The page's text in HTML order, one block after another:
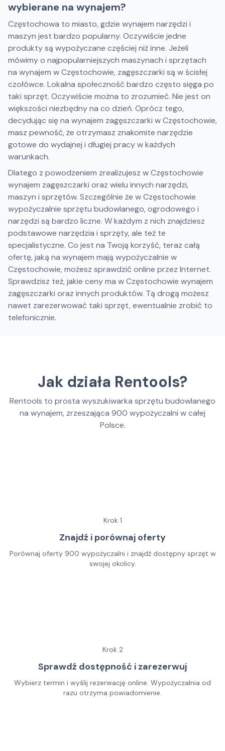
wybierane na wynajem?
Częstochowa to miasto, gdzie wynajem narzędzi i
maszyn jest bardzo popularny. Oczywiście jedne
produkty są wypożyczane częściej niż inne. Jeżeli
mówimy o najpopularniejszych maszynach i sprzętach
na wynajem w Częstochowie, zagęszczarki są w ścisłej
czołówce. Lokalna społeczność bardzo często sięga po
taki sprzęt. Oczywiście można to zrozumieć. Nie jest on
większości niezbędny na co dzień. Oprócz tego,
decydując się na wynajem zagęszczarki w Częstochowie,
masz pewność, że otrzymasz znakomite narzędzie
gotowe do wydajnej i długiej pracy w każdych
warunkach.
Dlatego z powodzeniem zrealizujesz w Częstochowie
wynajem zagęszczarki oraz wielu innych narzędzi,
maszyn i sprzętów. Szczególnie że w Częstochowie
wypożyczalnie sprzętu budowlanego, ogrodowego i
narzędzi są bardzo liczne. W każdym z nich znajdziesz
podstawowe narzędzia i sprzęty, ale też te
specjalistyczne. Co jest na Twoją korzyść, teraz całą
ofertę, jaką na wynajem mają wypożyczalnie w
Częstochowie, możesz sprawdzić online przez Internet.
Sprawdzisz też, jakie ceny ma w Częstochowie wynajem
zagęszczarki oraz innych produktów. Tą drogą możesz
nawet zarezerwować taki sprzęt, ewentualnie zrobić to
telefonicznie.
Jak działa Rentools?
Rentools to prosta wyszukiwarka sprzętu budowlanego
na wynajem, zrzeszająca 900 wypożyczalni w całej
Polsce.
Krok 1
Znajdź i porównaj oferty
Porównaj oferty 900 wypożyczalni i znajdź dostępny sprzęt w
swojej okolicy.
Krok 2
Sprawdź dostępność i zarezerwuj
Wybierz termin i wyślij rezerwację online. Wypożyczalnia od
razu otrzyma powiadomienie.